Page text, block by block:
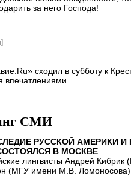
за него Господа!
сходил в субботу к
впечатлениями.
СМИ
РУССКОЙ АМЕРИКИ И
В МОСКВЕ
лингвисты Андрей Кибрик
(МГУ имени М.В. Ломоносова),